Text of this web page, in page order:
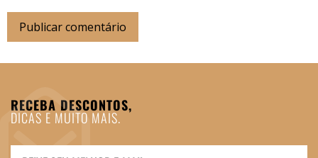
RECEBA DESCONTOS,
DICAS E MUITO MAIS.